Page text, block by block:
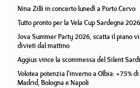
Nina Zilli in concerto lunedì a Porto Cervo
Tutto pronto per la Vela Cup Sardegna
Jova Summer Party 2026, scatta il piano
divieti dal mattino
Aggius vince la scommessa del Silent
Volotea potenzia l'inverno a Olbia: +75%
Madrid, Bologna e Napoli